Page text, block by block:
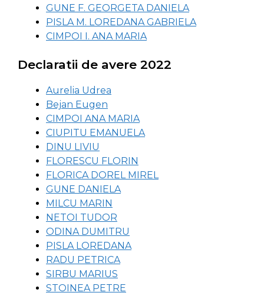
GUNE F. GEORGETA DANIELA
PISLA M. LOREDANA GABRIELA
CIMPOI I. ANA MARIA
Declaratii de avere 2022
Aurelia Udrea
Bejan Eugen
CIMPOI ANA MARIA
CIUPITU EMANUELA
DINU LIVIU
FLORESCU FLORIN
FLORICA DOREL MIREL
GUNE DANIELA
MILCU MARIN
NETOI TUDOR
ODINA DUMITRU
PISLA LOREDANA
RADU PETRICA
SIRBU MARIUS
STOINEA PETRE